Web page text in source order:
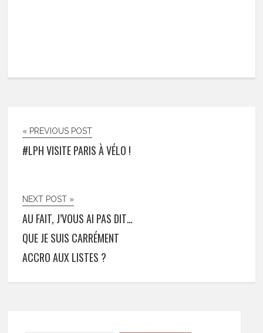
« PREVIOUS POST
#LPH VISITE PARIS À VÉLO !
NEXT POST »
AU FAIT, J’VOUS AI PAS DIT…
QUE JE SUIS CARRÉMENT
ACCRO AUX LISTES ?